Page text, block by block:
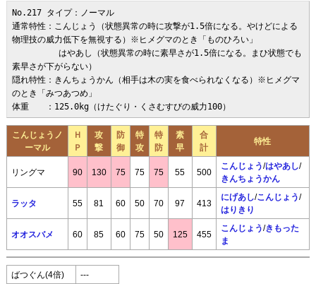
No.217 タイプ：ノーマル
通常特性：こんじょう（状態異常の時に攻撃が1.5倍になる。やけどによる
物理技の威力低下を無視する）※ヒメグマのとき「ものひろい」
素早さが下がらない）
隠れ特性：きんちょうかん（相手は木の実を食べられなくなる）※ヒメグマ
のとき「みつあつめ」
体重　　：125.0kg（けたぐり・くさむすびの威力100）
こんじょうノ
ーマル
Ｈ
Ｐ
攻
撃
防
御
特
攻
特
防
素
早
合
計
特性
リングマ 90 130 75 75 75 55 500
こんじょう/はやあし/
きんちょうかん
ラッタ 55 81 60 50 70 97 413
にげあし/こんじょう/
はりきり
オオスバメ 60 85 60 75 50 125 455
こんじょう/きもった
ま
ばつぐん(4倍) ---